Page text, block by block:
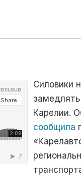
Силовики
Карелии.
сообщила